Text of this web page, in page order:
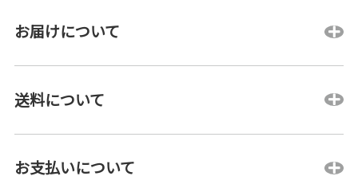
お届けについて
送料について
お支払いについて